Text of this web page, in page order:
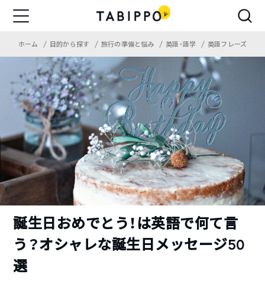
ホーム 目的から探す 旅行の準備と悩み 英語・語学 英語フレーズ
誕生日おめでとう！は英語で何て言
う？オシャレな誕生日メッセージ50
選